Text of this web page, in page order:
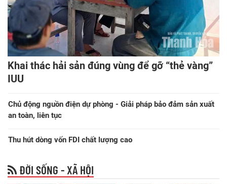
Khai thác hải sản đúng vùng để gỡ “thẻ vàng”
IUU
Chủ động nguồn điện dự phòng - Giải pháp bảo đảm sản xuất
an toàn, liên tục
Thu hút dòng vốn FDI chất lượng cao
ĐỜI SỐNG - XÃ HỘI